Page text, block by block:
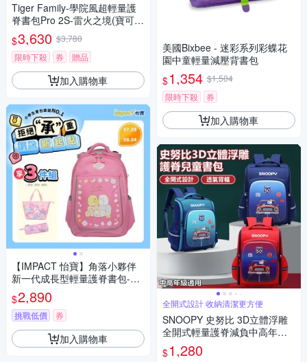
Tiger Family-學院風超輕量護
脊書包Pro 2S-雷火之境(寶可夢
聯名款)
$3,630 $3,780
限時下殺
券 贈品
加入購物車
【IMPACT 怡寶】角落小夥伴
新一代成長型輕量護脊書包-粉
紅 /個 IMSG301PK
$2,890
挑戰低價 券
加入購物車
美國Bixbee - 迷彩系列彩蝶花
園中童輕量減壓背書包
$1,354 $1,504
限時下殺
券
加入購物車
全開式設計 收納清潔更方便
SNOOPY 史努比 3D立體浮雕
全開式輕量護脊減負中高年級
兒童書包 2色可選
$1,280